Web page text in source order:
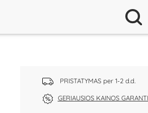
PRISTATYMAS per 1-2 d.d.
GERIAUSIOS KAINOS